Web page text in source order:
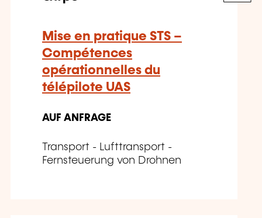
Mise en pratique STS –
Compétences
opérationnelles du
télépilote UAS
AUF ANFRAGE
Transport - Lufttransport -
Fernsteuerung von Drohnen